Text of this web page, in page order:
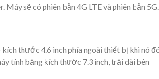
Máy sẽ có phiên bản 4G LTE và phiên bản 5G.
thước 4.6 inch phía ngoài thiết bị khi nó
tính bảng kích thước 7.3 inch, trải dài bên